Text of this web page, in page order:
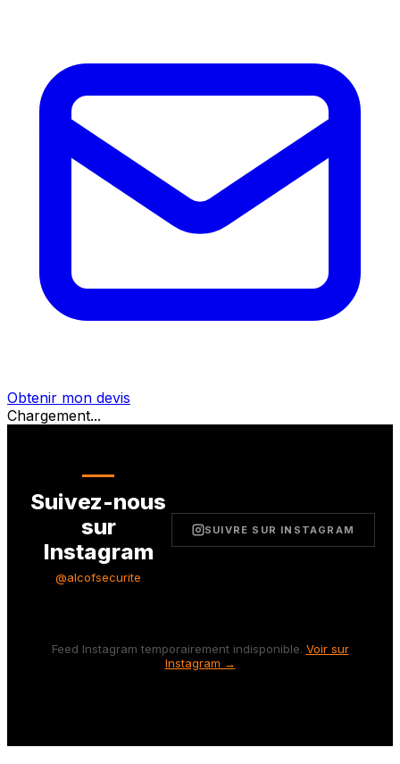
Obtenir mon devis
Chargement...
Suivez-nous
sur
Instagram
@alcofsecurite
SUIVRE SUR INSTAGRAM
Feed Instagram temporairement indisponible. Voir sur
Instagram →